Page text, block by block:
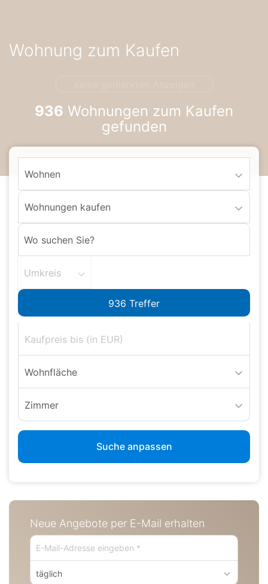
zur
Navigation
Wohnung zum Kaufen
936 Wohnungen zum Kaufen
gefunden
Wohnen
Wohnungen kaufen
Umkreis
Wohnfläche
Zimmer
Suche anpassen
Neue Angebote per E-Mail erhalten
täglich